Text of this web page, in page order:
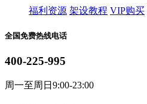
福利资源 架设教程 VIP购买
全国免费热线电话
400-225-995
周一至周日9:00-23:00